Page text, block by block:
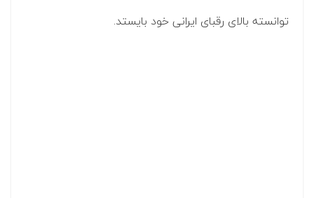
توانسته بالای رقبای ایرانی خود بایستد.